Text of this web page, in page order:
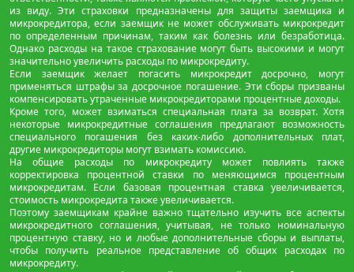
из виду. Эти страховки предназначены для защиты заемщика и
микрокредитора, если заемщик не может обслуживать микрокредит
по определенным причинам, таким как болезнь или безработица.
Однако расходы на такое страхование могут быть высокими и могут
значительно увеличить расходы по микрокредиту.
Если заемщик желает погасить микрокредит досрочно, могут
применяться штрафы за досрочное погашение. Эти сборы призваны
компенсировать утраченные микрокредиторами процентные доходы.
Кроме того, может взиматься специальная плата за возврат. Хотя
некоторые микрокредитные соглашения предлагают возможность
специального погашения без каких-либо дополнительных плат,
другие микрокредиторы могут взимать комиссию.
На общие расходы по микрокредиту может повлиять также
корректировка процентной ставки по меняющимся процентным
микрокредитам. Если базовая процентная ставка увеличивается,
стоимость микрокредита также увеличивается.
Поэтому заемщикам крайне важно тщательно изучить все аспекты
микрокредитного соглашения, учитывая, не только номинальную
процентную ставку, но и любые дополнительные сборы и выплаты,
чтобы получить реальное представление об общих расходах по
микрокредиту.